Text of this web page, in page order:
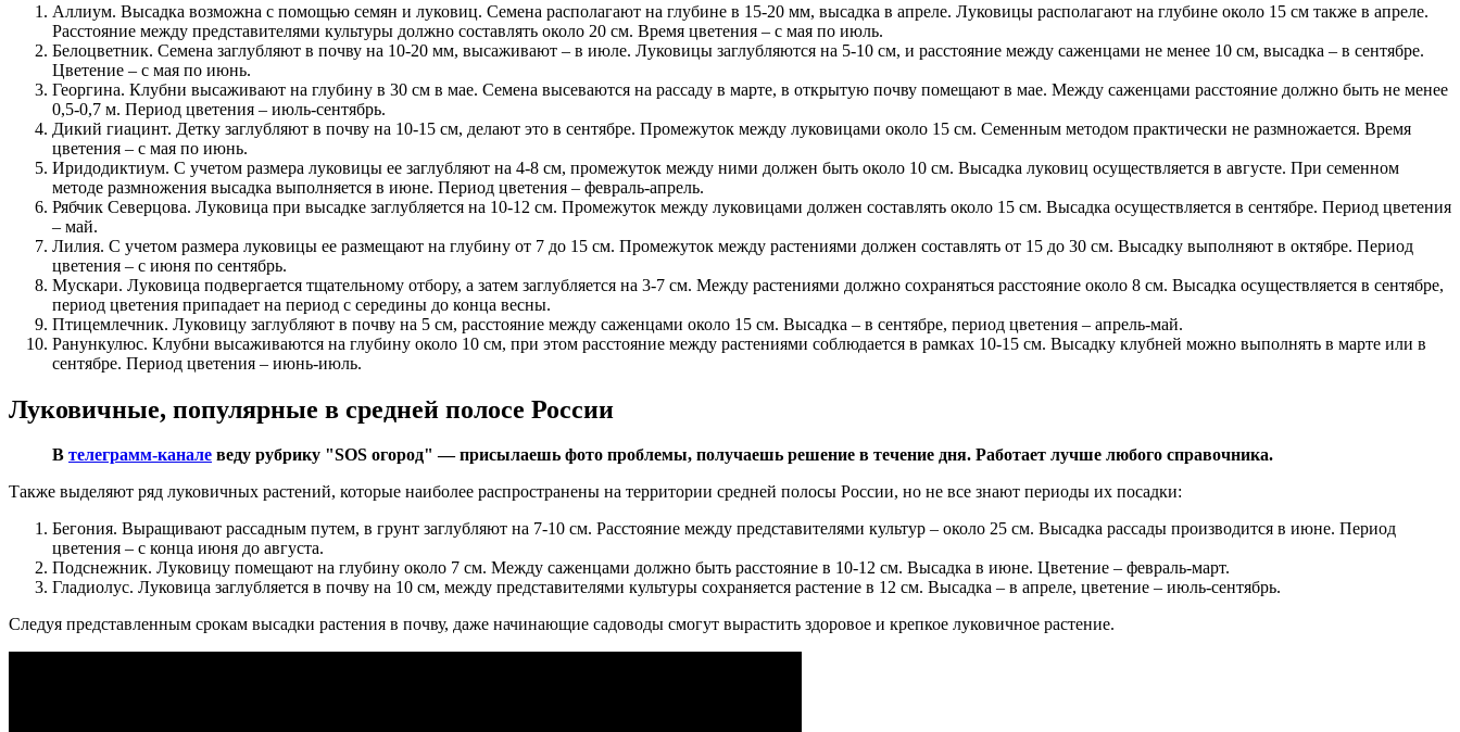
Аллиум. Высадка возможна с помощью семян и луковиц. Семена располагают на глубине в 15-20 мм, высадка в апреле. Луковицы располагают на глубине около 15 см также в апреле.
Расстояние между представителями культуры должно составлять около 20 см. Время цветения – с мая по июль.
Белоцветник. Семена заглубляют в почву на 10-20 мм, высаживают – в июле. Луковицы заглубляются на 5-10 см, и расстояние между саженцами не менее 10 см, высадка – в сентябре.
Цветение – с мая по июнь.
Георгина. Клубни высаживают на глубину в 30 см в мае. Семена высеваются на рассаду в марте, в открытую почву помещают в мае. Между саженцами расстояние должно быть не менее
0,5-0,7 м. Период цветения – июль-сентябрь.
Дикий гиацинт. Детку заглубляют в почву на 10-15 см, делают это в сентябре. Промежуток между луковицами около 15 см. Семенным методом практически не размножается. Время
цветения – с мая по июнь.
Иридодиктиум. С учетом размера луковицы ее заглубляют на 4-8 см, промежуток между ними должен быть около 10 см. Высадка луковиц осуществляется в августе. При семенном
методе размножения высадка выполняется в июне. Период цветения – февраль-апрель.
Рябчик Северцова. Луковица при высадке заглубляется на 10-12 см. Промежуток между луковицами должен составлять около 15 см. Высадка осуществляется в сентябре. Период цветения
– май.
Лилия. С учетом размера луковицы ее размещают на глубину от 7 до 15 см. Промежуток между растениями должен составлять от 15 до 30 см. Высадку выполняют в октябре. Период
цветения – с июня по сентябрь.
Мускари. Луковица подвергается тщательному отбору, а затем заглубляется на 3-7 см. Между растениями должно сохраняться расстояние около 8 см. Высадка осуществляется в сентябре,
период цветения припадает на период с середины до конца весны.
Птицемлечник. Луковицу заглубляют в почву на 5 см, расстояние между саженцами около 15 см. Высадка – в сентябре, период цветения – апрель-май.
Ранункулюс. Клубни высаживаются на глубину около 10 см, при этом расстояние между растениями соблюдается в рамках 10-15 см. Высадку клубней можно выполнять в марте или в
сентябре. Период цветения – июнь-июль.
Луковичные, популярные в средней полосе России
В телеграмм-канале веду рубрику "SOS огород" — присылаешь фото проблемы, получаешь решение в течение дня. Работает лучше любого справочника.
Также выделяют ряд луковичных растений, которые наиболее распространены на территории средней полосы России, но не все знают периоды их посадки:
Бегония. Выращивают рассадным путем, в грунт заглубляют на 7-10 см. Расстояние между представителями культур – около 25 см. Высадка рассады производится в июне. Период
цветения – с конца июня до августа.
Подснежник. Луковицу помещают на глубину около 7 см. Между саженцами должно быть расстояние в 10-12 см. Высадка в июне. Цветение – февраль-март.
Гладиолус. Луковица заглубляется в почву на 10 см, между представителями культуры сохраняется растение в 12 см. Высадка – в апреле, цветение – июль-сентябрь.
Следуя представленным срокам высадки растения в почву, даже начинающие садоводы смогут вырастить здоровое и крепкое луковичное растение.